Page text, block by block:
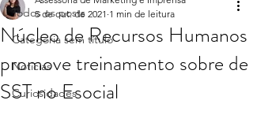
Todos os posts
Categoria sem título
Noticias
Curiosidades
Núcleo de Recursos Humanos
promove treinamento sobre de
SST no Esocial
5 de out. de 2021 1 min de leitura